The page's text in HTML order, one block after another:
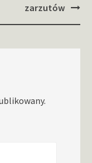
zarzutów